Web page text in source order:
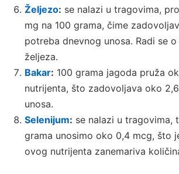
Željezo: se nalazi u tragovima,
mg na 100 grama, čime
potreba dnevnog unosa. Radi se
željeza.
Bakar: 100 grama jagoda pruža
nutrijenta, što zadovoljava oko
unosa.
Selenijum: se nalazi u tragovima,
grama unosimo oko 0,4 mcg, što
ovog nutrijenta zanemariva